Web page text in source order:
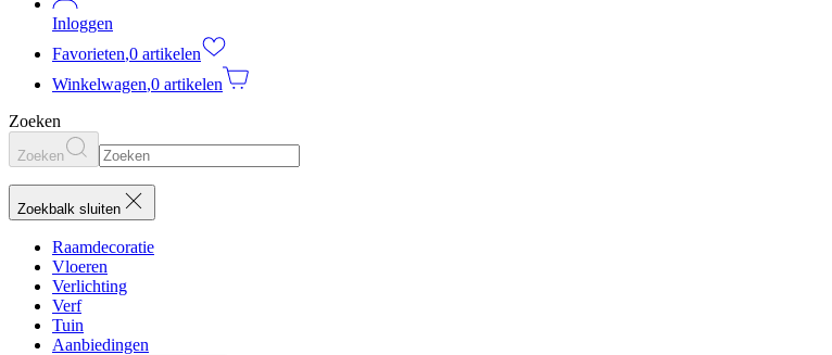
Inloggen
Favorieten,0 artikelen
Winkelwagen,0 artikelen
Zoeken
Zoeken
Zoekbalk sluiten
Raamdecoratie
Vloeren
Verlichting
Verf
Tuin
Aanbiedingen